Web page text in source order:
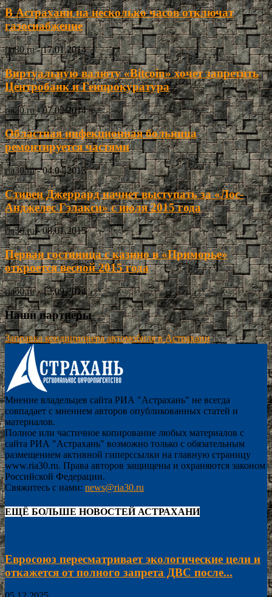
В Астрахани на несколько часов отключат
газоснабжение
ria30.ru - 17.01.2014
Виртуальную валюту «Bitcoin» хочет запретить
Центробанк и Генпрокуратура
ria30.ru - 07.02.2014
Областная инфекционная больница
ремонтируется частями
ria30.ru - 04.04.2013
Стивен Джеррард начнет выступать за «Лос-
Анджелес Гэлакси» с июля 2015 года
ria30.ru - 08.01.2015
Первая гостиница с казино в «Приморье»
откроется весной 2015 года
ria30.ru - 12.09.2014
Наши партнёры
Заправка кондиционера автомобиля в Астрахани
Мнение владельцев сайта РИА "Астрахань" не всегда
совпадает с мнением авторов опубликованных статей и
материалов.
Полное или частичное копирование любых материалов с
сайта РИА "Астрахань" возможно только с обязательным
размещением активной гиперссылки на главную страницу
www.ria30.ru. Права авторов защищены и охраняются законом
Российской Федерации.
Свяжитесь с нами: news@ria30.ru
ЕЩЁ БОЛЬШЕ НОВОСТЕЙ АСТРАХАНИ
Евросоюз пересматривает экологические цели и
откажется от полного запрета ДВС после...